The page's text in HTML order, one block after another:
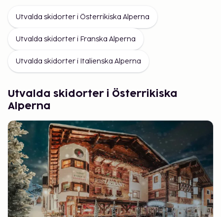
Att åka på skidresa till Alperna som familj är både enkelt
Alperna, med lugna backar, nybörjarområden och
aktiviteter som gör resan minnesvärd för både stora och
små. Här kan barnen ta sina första svängar medan de
vuxna njuter av skön skidåkning och alpmiljö.
Resa till Alperna i vinter
är enkelt – välj den ort och det boende som passar bäst
för ditt sällskap. Så varför inte planera din resa till Alperna
i vinter och se fram emot snö, skidåkning och alpkänsla
på riktigt?
Utvalda skidorter i Österrikiska Alperna
Utvalda skidorter i Franska Alperna
Utvalda skidorter i Italienska Alperna
Utvalda skidorter i Österrikiska
Alperna